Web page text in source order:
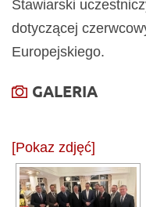
Stawiarski
dotyczącej
Europejskiego.
GALERIA
[Pokaz zdjęć]